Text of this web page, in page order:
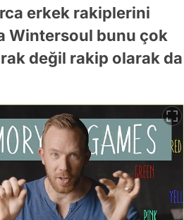
erkek rakiplerini
Wintersoul bunu çok
değil rakip olarak da